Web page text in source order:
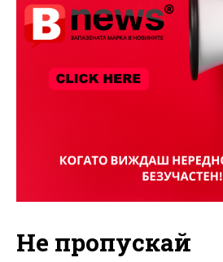
Не пропускай